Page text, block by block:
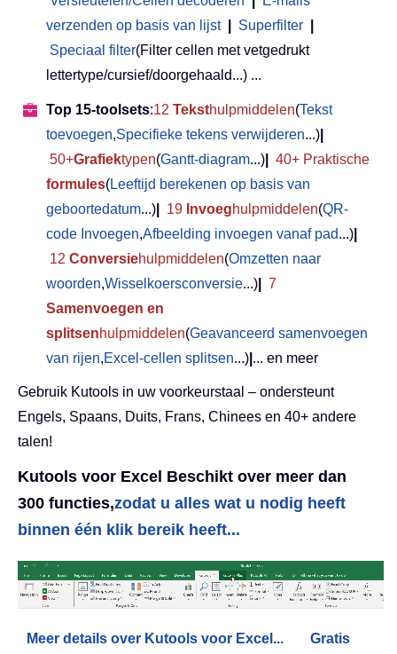
verzenden op basis van lijst
Superfilter
Speciaal filter(Filter cellen met vetgedrukt
lettertype/cursief/doorgehaald...) ...
Top 15-toolsets:12 Teksthulpmiddelen(Tekst
toevoegen,Specifieke tekens verwijderen...)
50+Grafiektypen(Gantt-diagram...)
40+ Praktische
formules(Leeftijd berekenen op basis van
geboortedatum...) 19 Invoeghulpmiddelen(QR-
code Invoegen,Afbeelding invoegen vanaf pad...)
12 Conversiehulpmiddelen(Omzetten naar
woorden,Wisselkoersconversie...)
7
Samenvoegen en
splitsenhulpmiddelen(Geavanceerd samenvoegen
van rijen,Excel-cellen splitsen...) ... en meer
Gebruik Kutools in uw voorkeurstaal – ondersteunt
Engels, Spaans, Duits, Frans, Chinees en 40+ andere
talen!
Kutools voor Excel Beschikt over meer dan
300 functies,zodat u alles wat u nodig heeft
binnen één klik bereik heeft...
Meer details over Kutools voor Excel...
Gratis